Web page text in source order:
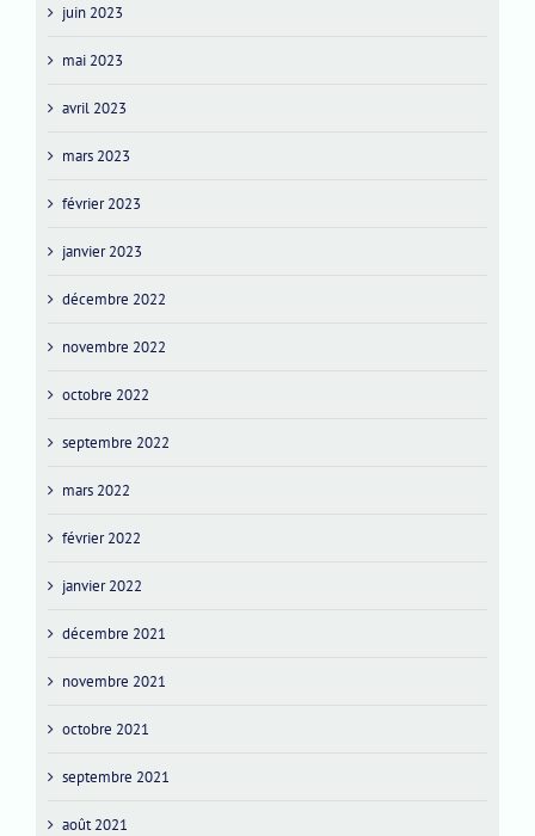
juin 2023
mai 2023
avril 2023
mars 2023
février 2023
janvier 2023
décembre 2022
novembre 2022
octobre 2022
septembre 2022
mars 2022
février 2022
janvier 2022
décembre 2021
novembre 2021
octobre 2021
septembre 2021
août 2021